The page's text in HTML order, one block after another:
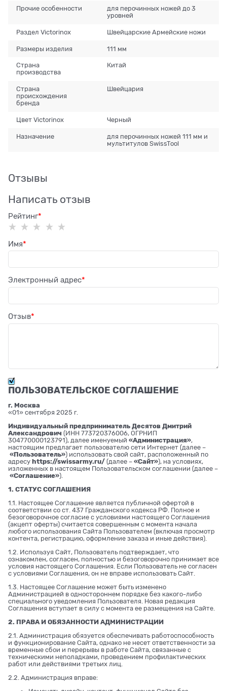
Прочие особенности
для перочинных ножей до 3
уровней
Раздел Victorinox Швейцарские Армейские ножи
Размеры изделия 111 мм
Страна
производства
Китай
Страна
происхождения
бренда
Швейцария
Цвет Victorinox Черный
Назначение
для перочинных ножей 111 мм и
мультитулов SwissTool
Отзывы
Написать отзыв
Рейтинг
Имя
Электронный адрес
Отзыв
ПОЛЬЗОВАТЕЛЬСКОЕ СОГЛАШЕНИЕ
г. Москва
«01» сентября 2025 г.
Индивидуальный предприниматель Десятов Дмитрий
Александрович (ИНН 773720376006, ОГРНИП
304770000123791), далее именуемый «Администрация»,
настоящим предлагает пользователю сети Интернет (далее –
«Пользователь») использовать свой сайт, расположенный по
адресу https://swissarmy.ru/ (далее – «Сайт»), на условиях,
изложенных в настоящем Пользовательском соглашении (далее –
«Соглашение»).
1. СТАТУС СОГЛАШЕНИЯ
1.1. Настоящее Соглашение является публичной офертой в
соответствии со ст. 437 Гражданского кодекса РФ. Полное и
безоговорочное согласие с условиями настоящего Соглашения
(акцепт оферты) считается совершенным с момента начала
любого использования Сайта Пользователем (включая просмотр
контента, регистрацию, оформление заказа и иные действия).
1.2. Используя Сайт, Пользователь подтверждает, что
ознакомлен, согласен, полностью и безоговорочно принимает все
условия настоящего Соглашения. Если Пользователь не согласен
с условиями Соглашения, он не вправе использовать Сайт.
1.3. Настоящее Соглашение может быть изменено
Администрацией в одностороннем порядке без какого-либо
специального уведомления Пользователя. Новая редакция
Соглашения вступает в силу с момента ее размещения на Сайте.
2. ПРАВА И ОБЯЗАННОСТИ АДМИНИСТРАЦИИ
2.1. Администрация обязуется обеспечивать работоспособность
и функционирование Сайта, однако не несет ответственности за
временные сбои и перерывы в работе Сайта, связанные с
техническими неполадками, проведением профилактических
работ или действиями третьих лиц.
2.2. Администрация вправе: